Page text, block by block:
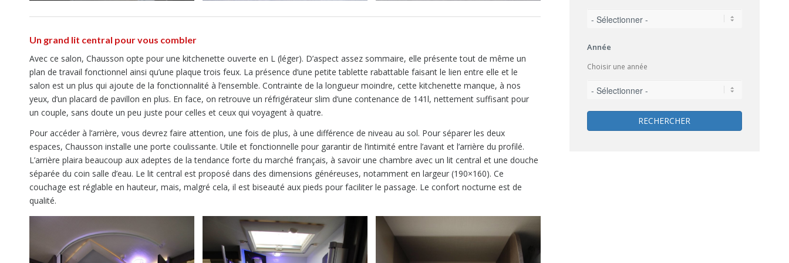
Un grand lit central pour vous combler
Avec ce salon, Chausson opte pour une kitchenette ouverte en L (léger). D’aspect assez sommaire, elle présente tout de même un
plan de travail fonctionnel ainsi qu’une plaque trois feux. La présence d’une petite tablette rabattable faisant le lien entre elle et le
salon est un plus qui ajoute de la fonctionnalité à l’ensemble. Contrainte de la longueur moindre, cette kitchenette manque, à nos
yeux, d’un placard de pavillon en plus. En face, on retrouve un réfrigérateur slim d’une contenance de 141l, nettement suffisant pour
un couple, sans doute un peu juste pour celles et ceux qui voyagent à quatre.
Pour accéder à l’arrière, vous devrez faire attention, une fois de plus, à une différence de niveau au sol. Pour séparer les deux
espaces, Chausson installe une porte coulissante. Utile et fonctionnelle pour garantir de l’intimité entre l’avant et l’arrière du profilé.
L’arrière plaira beaucoup aux adeptes de la tendance forte du marché français, à savoir une chambre avec un lit central et une douche
séparée du coin salle d’eau. Le lit central est proposé dans des dimensions généreuses, notamment en largeur (190×160). Ce
couchage est réglable en hauteur, mais, malgré cela, il est biseauté aux pieds pour faciliter le passage. Le confort nocturne est de
qualité.
Année
Choisir une année
RECHERCHER